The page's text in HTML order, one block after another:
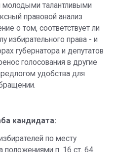
талантливыми
правовой анализ
о том, соответствует ли
избирательного права - и
губернатора и депутатов
голосования в другие
удобства для
кандидата:
по месту
положениями п. 16 ст. 64